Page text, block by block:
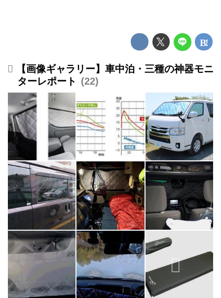
【画像ギャラリー】車中泊・三種の神器モニ
ターレポート
22